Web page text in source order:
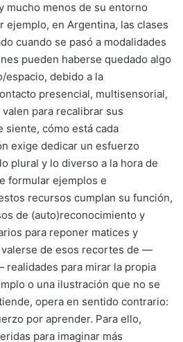
mucho menos de su entorno
ejemplo, en Argentina, las clases
cuando se pasó a modalidades
pueden haberse quedado algo
espacio, debido a la
presencial, multisensorial,
para recalibrar sus
siente, cómo está cada
exige dedicar un esfuerzo
plural y lo diverso a la hora de
formular ejemplos e
recursos cumplan su función,
de (auto)reconocimiento y
para reponer matices y
de esos recortes de —
realidades para mirar la propia
o una ilustración que no se
opera en sentido contrario:
por aprender. Para ello,
para imaginar más